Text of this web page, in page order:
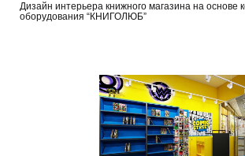
Дизайн интерьера книжного магазина на основе
оборудования “КНИГОЛЮБ”